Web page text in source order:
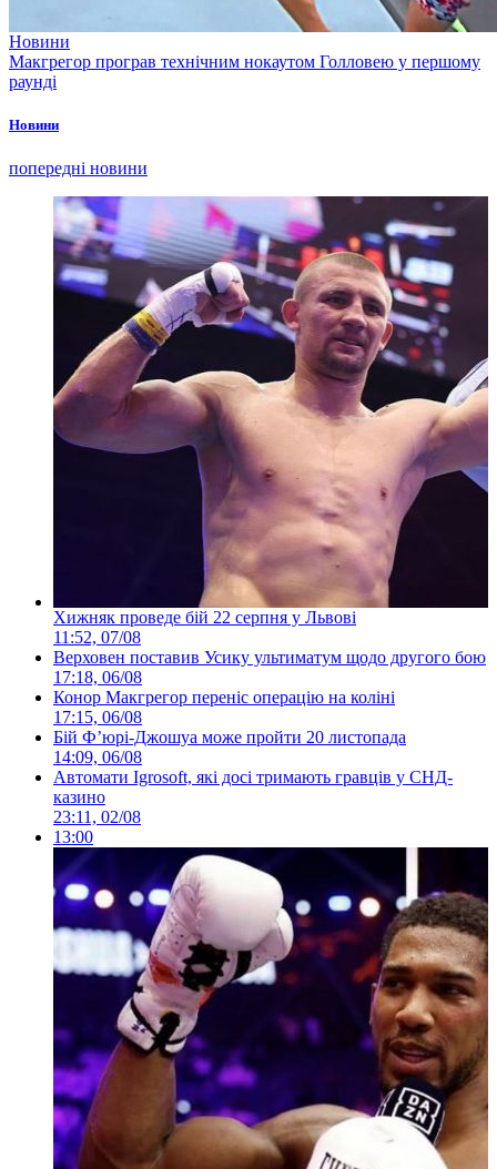
Новини
Макгрегор програв технічним нокаутом Голловею у першому
раунді
Новини
попередні новини
Хижняк проведе бій 22 серпня у Львові
11:52, 07/08
Верховен поставив Усику ультиматум щодо другого бою
17:18, 06/08
Конор Макгрегор переніс операцію на коліні
17:15, 06/08
Бій Ф’юрі-Джошуа може пройти 20 листопада
14:09, 06/08
Автомати Igrosoft, які досі тримають гравців у СНД-
казино
23:11, 02/08
13:00